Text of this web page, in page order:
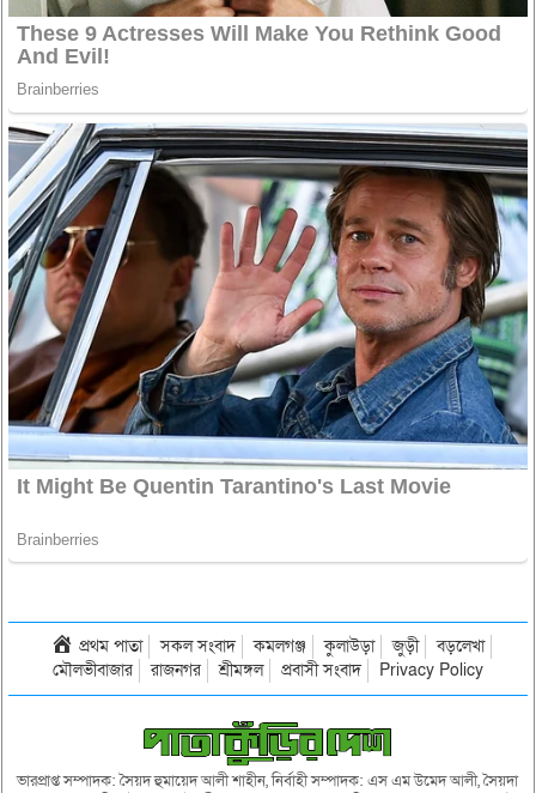
প্রথম পাতা সকল সংবাদ কমলগঞ্জ কুলাউড়া জুড়ী
বড়লেখা
মৌলভীবাজার
রাজনগর শ্রীমঙ্গল প্রবাসী সংবাদ Privacy Policy
ভারপ্রাপ্ত সম্পাদক: সৈয়দ হুমায়েদ আলী শাহীন, নির্বাহী সম্পাদক: এস এম উমেদ আলী, সৈয়দা